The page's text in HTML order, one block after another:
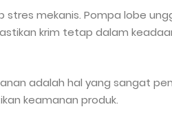
mekanis. Pompa lobe
krim tetap dalam
adalah hal yang sangat
keamanan produk.